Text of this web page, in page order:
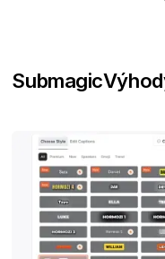
Submagic